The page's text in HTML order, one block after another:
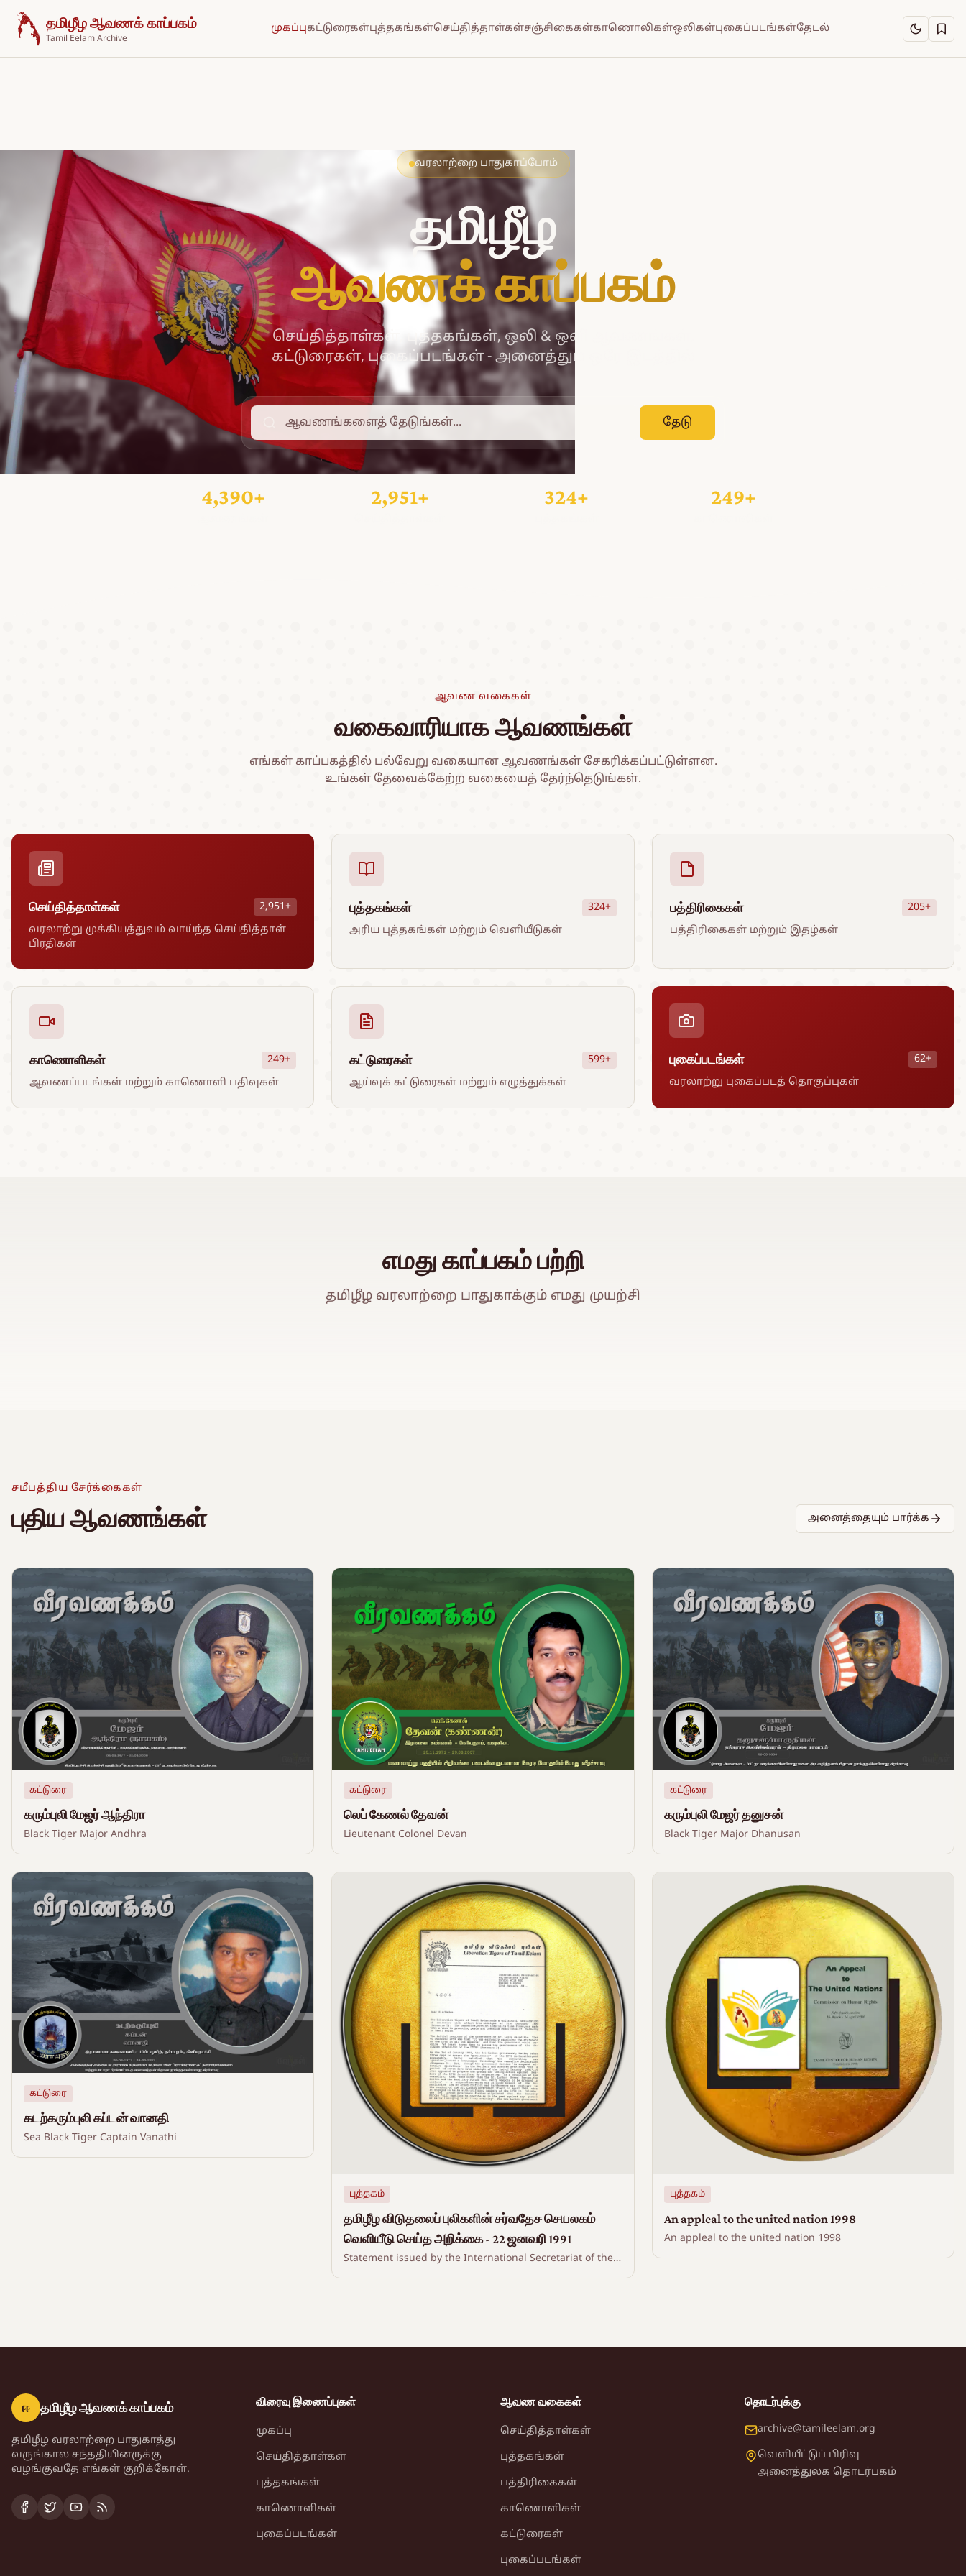
உள்ளடக்கத்திற்குச் செல்க
தமிழீழ ஆவணக் காப்பகம்
Tamil Eelam Archive
முகப்புகட்டுரைகள்புத்தகங்கள்செய்தித்தாள்கள்சஞ்சிகைகள்காணொலிகள்ஒலிகள்புகைப்படங்கள்தேடல்
வரலாற்றை பாதுகாப்போம்
தமிழீழ
ஆவணக் காப்பகம்
செய்தித்தாள்கள், புத்தகங்கள், ஒலி & ஒளி ஆவணங்கள்,
கட்டுரைகள், புகைப்படங்கள் - அனைத்தும் ஒரே இடத்தில்
தேடு
4,390+ 2,951+ 324+ 249+
ஆவண வகைகள்
வகைவாரியாக ஆவணங்கள்
எங்கள் காப்பகத்தில் பல்வேறு வகையான ஆவணங்கள் சேகரிக்கப்பட்டுள்ளன.
உங்கள் தேவைக்கேற்ற வகையைத் தேர்ந்தெடுங்கள்.
செய்தித்தாள்கள்
2,951+
வரலாற்று முக்கியத்துவம் வாய்ந்த செய்தித்தாள்
பிரதிகள்
புத்தகங்கள்
324+
அரிய புத்தகங்கள் மற்றும் வெளியீடுகள்
பத்திரிகைகள்
205+
பத்திரிகைகள் மற்றும் இதழ்கள்
காணொளிகள்
249+
ஆவணப்படங்கள் மற்றும் காணொளி பதிவுகள்
கட்டுரைகள்
599+
ஆய்வுக் கட்டுரைகள் மற்றும் எழுத்துக்கள்
புகைப்படங்கள்
62+
வரலாற்று புகைப்படத் தொகுப்புகள்
எமது காப்பகம் பற்றி
தமிழீழ வரலாற்றை பாதுகாக்கும் எமது முயற்சி
சமீபத்திய சேர்க்கைகள்
புதிய ஆவணங்கள் அனைத்தையும் பார்க்க
கட்டுரை
கரும்புலி மேஜர் ஆந்திரா
Black Tiger Major Andhra
கட்டுரை
லெப் கேணல் தேவன்
Lieutenant Colonel Devan
கட்டுரை
கரும்புலி மேஜர் தனுசன்
Black Tiger Major Dhanusan
கட்டுரை
கடற்கரும்புலி கப்டன் வானதி
Sea Black Tiger Captain Vanathi
புத்தகம்
தமிழீழ விடுதலைப் புலிகளின் சர்வதேச செயலகம்
வெளியீடு செய்த அறிக்கை - 22 ஜனவரி 1991
Statement issued by the International Secretariat of the
புத்தகம்
An appleal to the united nation 1998
An appleal to the united nation 1998
ஈ தமிழீழ ஆவணக் காப்பகம்
தமிழீழ வரலாற்றை பாதுகாத்து
வருங்கால சந்ததியினருக்கு
வழங்குவதே எங்கள் குறிக்கோள்.
விரைவு இணைப்புகள்
முகப்பு
செய்தித்தாள்கள்
புத்தகங்கள்
காணொளிகள்
புகைப்படங்கள்
ஆவண வகைகள்
செய்தித்தாள்கள்
புத்தகங்கள்
பத்திரிகைகள்
காணொளிகள்
கட்டுரைகள்
புகைப்படங்கள்
தொடர்புக்கு
archive@tamileelam.org
வெளியீட்டுப் பிரிவு
அனைத்துலக தொடர்பகம்